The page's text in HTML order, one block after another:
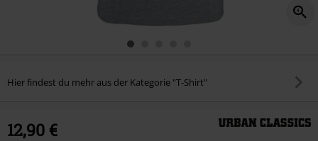
Hier findest du mehr aus der Kategorie "T-Shirt"
12,90 €